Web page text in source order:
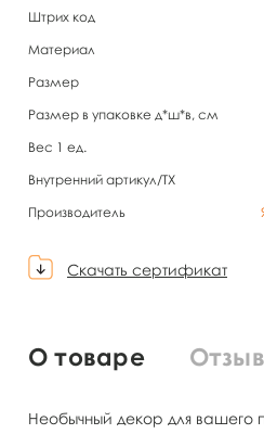
Штрих код
Материал
Размер
Размер в упаковке д*ш*в, см
Вес 1 ед.
Внутренний артикул/TX
Производитель
Скачать сертификат
О товаре
Необычный декор для вашего